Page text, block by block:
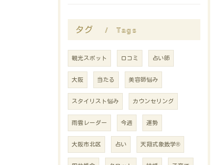
タグ Tags
観光スポット 口コミ 占い師
大阪 当たる 美容師悩み
スタイリスト悩み カウンセリング
雨雲レーダー 今週 運勢
大阪市北区 占い 天翔式象数学®